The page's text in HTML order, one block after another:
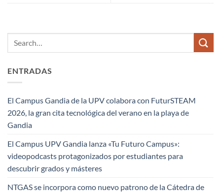
ENTRADAS
El Campus Gandia de la UPV colabora con FuturSTEAM
2026, la gran cita tecnológica del verano en la playa de
Gandia
El Campus UPV Gandia lanza «Tu Futuro Campus»:
videopodcasts protagonizados por estudiantes para
descubrir grados y másteres
NTGAS se incorpora como nuevo patrono de la Cátedra de